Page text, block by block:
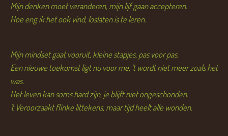
Mijn denken moet veranderen, mijn lijf gaan accepteren.
Hoe eng ik het ook vind, loslaten is te leren.
Mijn mindset gaat vooruit, kleine stapjes, pas voor pas.
Een nieuwe toekomst ligt nu voor me, 't wordt niet meer zoals het
was.
Het leven kan soms hard zijn, je blijft niet ongeschonden.
't Veroorzaakt flinke littekens, maar tijd heelt alle wonden.